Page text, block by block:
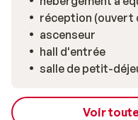
réception (ouvert
ascenseur
hall d'entrée
salle de petit-
Voir